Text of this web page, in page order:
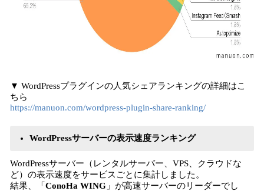
▼ WordPressプラグインの人気シェアランキングの詳細はこ
ちら
https://manuon.com/wordpress-plugin-share-ranking/
WordPressサーバーの表示速度ランキング
WordPressサーバー（レンタルサーバー、VPS、クラウドな
ど）の表示速度をサービスごとに集計しました。
結果、「 ConoHa WING 」が高速サーバーのリーダーでし